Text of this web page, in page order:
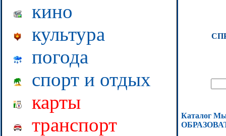
кино
культура
погода
спорт и отдых
карты
транспорт
Каталог